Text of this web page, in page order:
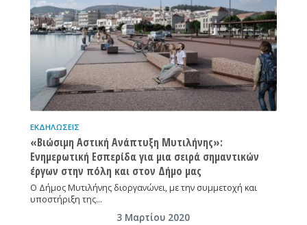
ΕΚΔΗΛΏΣΕΙΣ
«Βιώσιμη Αστική Ανάπτυξη Μυτιλήνης»:
Ενημερωτική Εσπερίδα για μια σειρά σημαντικών
έργων στην πόλη και στον Δήμο μας
Ο Δήμος Μυτιλήνης διοργανώνει, με την συμμετοχή και
υποστήριξη της…
3 Μαρτίου 2020